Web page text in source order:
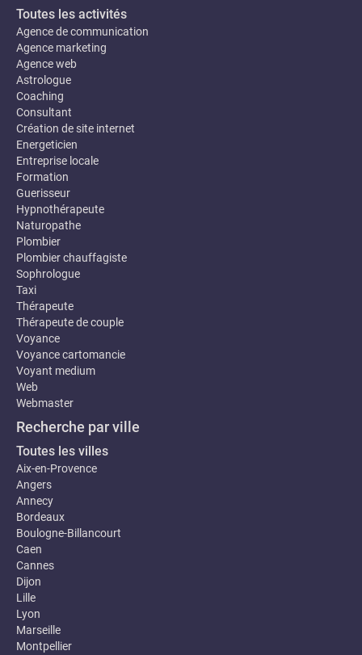
Toutes les activités
Agence de communication
Agence marketing
Agence web
Astrologue
Coaching
Consultant
Création de site internet
Energeticien
Entreprise locale
Formation
Guerisseur
Hypnothérapeute
Naturopathe
Plombier
Plombier chauffagiste
Sophrologue
Taxi
Thérapeute
Thérapeute de couple
Voyance
Voyance cartomancie
Voyant medium
Web
Webmaster
Recherche par ville
Toutes les villes
Aix-en-Provence
Angers
Annecy
Bordeaux
Boulogne-Billancourt
Caen
Cannes
Dijon
Lille
Lyon
Marseille
Montpellier